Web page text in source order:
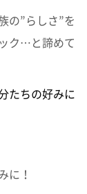
の”らしさ”を
ク…と諦めて
たちの好みに
に！